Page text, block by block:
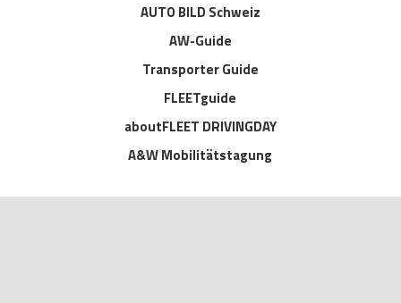
AUTO BILD Schweiz
AW-Guide
Transporter Guide
FLEETguide
aboutFLEET DRIVINGDAY
A&W Mobilitätstagung